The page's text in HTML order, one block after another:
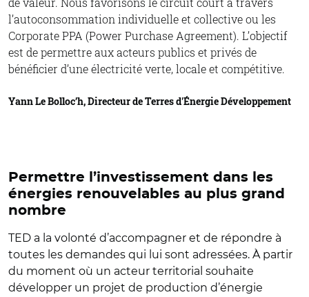
l’autoconsommation individuelle et collective ou les
Corporate PPA (Power Purchase Agreement). L’objectif
est de permettre aux acteurs publics et privés de
bénéficier d’une électricité verte, locale et compétitive.
Yann Le Bolloc’h, Directeur de Terres d'Énergie Développement
Permettre l’investissement dans les
énergies renouvelables au plus grand
nombre
TED a la volonté d’accompagner et de répondre à
toutes les demandes qui lui sont adressées. À partir
du moment où un acteur territorial souhaite
développer un projet de production d’énergie